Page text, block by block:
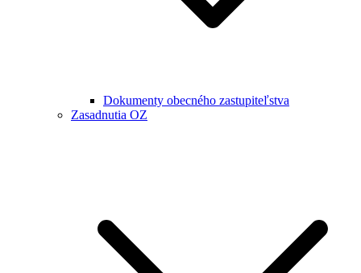
Dokumenty obecného zastupiteľstva
Zasadnutia OZ